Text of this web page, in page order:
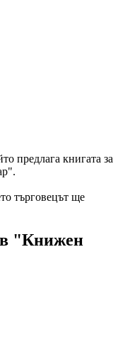
предлага книгата за
търговецът ще
"Книжен